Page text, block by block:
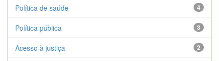
4
Política de saúde
3
Política pública
2
Acesso à justiça